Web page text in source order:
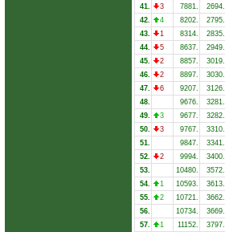
41. 3 7881. 2694.
42. 4 8202. 2795.
43. 1 8314. 2835.
44. 5 8637. 2949.
45. 2 8857. 3019.
46. 2 8897. 3030.
47. 6 9207. 3126.
48. 9676. 3281.
49. 3 9677. 3282.
50. 3 9767. 3310.
51. 9847. 3341.
52. 2 9994. 3400.
53. 10480. 3572.
54. 1 10593. 3613.
55. 2 10721. 3662.
56. 10734. 3669.
57. 1 11152. 3797.